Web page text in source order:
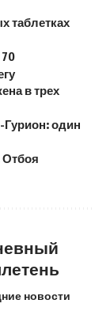
таблетках
в трех
один
Отбоя
новости